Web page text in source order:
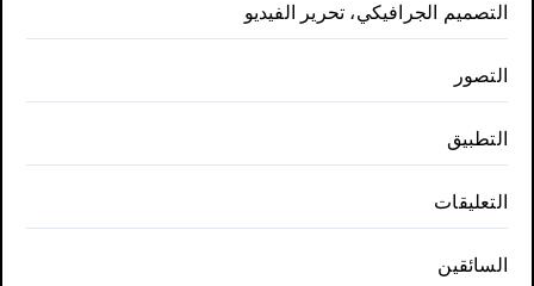
التصميم الجرافيكي، تحرير الفيديو
التصور
التطبيق
التعليقات
السائقين